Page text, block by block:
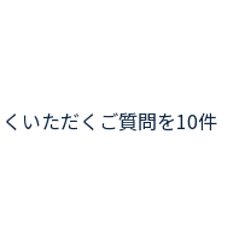
いただくご質問を10件